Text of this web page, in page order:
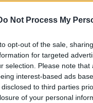
Not Process My
opt-out of the sale,
for targeted
selection. Please note
interest-based ads
to third parties
of your personal